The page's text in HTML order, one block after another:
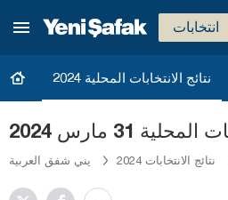
انتخابات
نتائج الانتخابات المحلية 2024
31 مارس 2024
يني شفق العربية نتائج الانتخابات 2024